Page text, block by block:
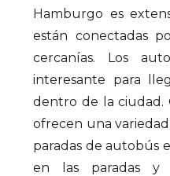
Hamburgo es
están conectadas
cercanías. Los
interesante para
dentro de la ciudad.
ofrecen una variedad
paradas de autobús
en las paradas y